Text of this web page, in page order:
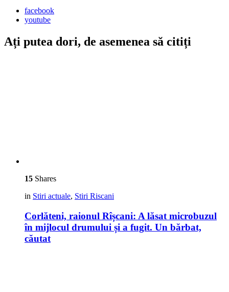
facebook
youtube
Ați putea dori, de asemenea să citiți
15 Shares
in Stiri actuale, Stiri Riscani
Corlăteni, raionul Rîșcani: A lăsat microbuzul
în mijlocul drumului și a fugit. Un bărbat,
căutat